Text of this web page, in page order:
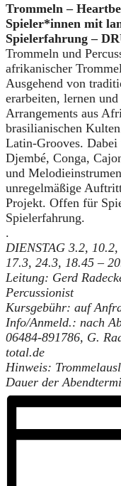
Trommeln –
Spieler*innen mit
Spielerfahrung –
Trommeln und
afrikanischer
Ausgehend von
erarbeiten, lernen
Arrangements aus
brasilianischen
Latin-Grooves.
Djembé, Conga,
und
unregelmäßige
Projekt. Offen für
Spielerfahrung.
.
DIENSTAG 3.2,
17.3, 24.3, 18.45 –
Leitung: Gerd
Percussionist
Kursgebühr: auf
Info/Anmeld.: nach
06484-891786, G.
total.de
Hinweis:
Dauer der